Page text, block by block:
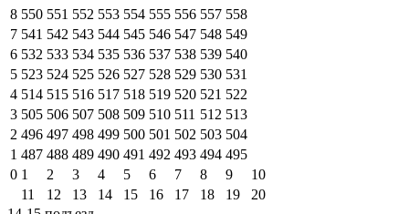
8 550 551 552 553 554 555 556 557 558
7 541 542 543 544 545 546 547 548 549
6 532 533 534 535 536 537 538 539 540
5 523 524 525 526 527 528 529 530 531
4 514 515 516 517 518 519 520 521 522
3 505 506 507 508 509 510 511 512 513
2 496 497 498 499 500 501 502 503 504
1 487 488 489 490 491 492 493 494 495
0 1 2 3 4 5 6 7 8 9
10
11
12 13 14 15 16 17 18 19
20